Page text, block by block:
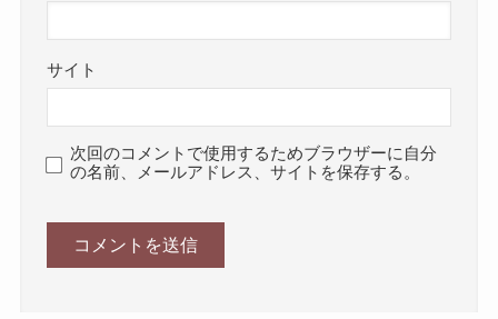
サイト
次回のコメントで使用するためブラウザーに自分
の名前、メールアドレス、サイトを保存する。